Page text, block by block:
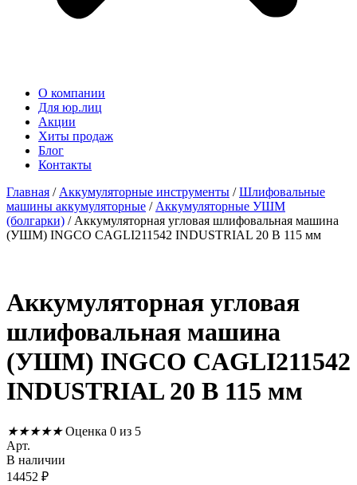
О компании
Для юр.лиц
Акции
Хиты продаж
Блог
Контакты
Главная / Аккумуляторные инструменты /Шлифовальные
машины аккумуляторные / Аккумуляторные УШМ
(болгарки) / Аккумуляторная угловая шлифовальная машина
(УШМ) INGCO CAGLI211542 INDUSTRIAL 20 В 115 мм
Аккумуляторная угловая
шлифовальная машина
(УШМ) INGCO CAGLI211542
INDUSTRIAL 20 В 115 мм
★★★★★ Оценка 0 из 5
Арт.
В наличии
14452 ₽